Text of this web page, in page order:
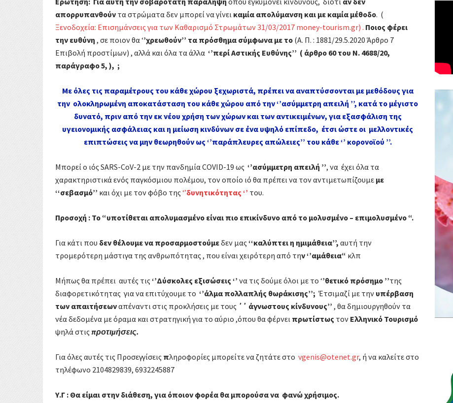
απορρυπανθούν τα στρώματα δεν μπορεί να γίνεικαμία απολύμανση και με καμία μέθοδο. (
Ξενοδοχεία: Επισημάνσεις για των Καθαρισμό Στρωμάτων 31/03/2017 money-tourism.gr) . Ποιος φέρει
την ευθύνη , σε ποιον θα ‘’χρεωθούν’’ τα πρόσθημα σύμφωνα με το (Α. Π. : 1881/29.5.2020 Άρθρο 7
Επιβολή προστίμων) , αλλά και όλα τα άλλα ‘’περί Αστικής Ευθύνης’’ ( άρθρο 60 του Ν. 4688/20,
παράγραφο 5, ), ;
Με όλες τις παραμέτρους του κάθε χώρου ξεχωριστά, πρέπει να αναπτύσσονται με μεθόδους για
την ολοκληρωμένη αποκατάσταση του κάθε χώρου από την ‘’ασύμμετρη απειλή ’’, κατά το μέγιστο
δυνατό, πριν από την εκ νέου χρήση των χώρων και των αντικειμένων, για εξασφάλιση της
υγειονομικής ασφάλειας και η μείωση κινδύνων σε ένα υψηλό επίπεδο, έτσι ώστε οι μελλοντικές
επιπτώσεις να μην θεωρηθούν ως ‘’παράπλευρες απώλειες’’ του κάθε ‘’ κορονοϊού ’’.
Μπορεί ο ιός SARS-CoV-2 με την πανδημία COVID-19 ως ‘’ασύμμετρη απειλή ’’, να έχει όλα τα
χαρακτηριστικά ενός παγκόσμιου πολέμου, τον οποίο ιό θα πρέπει να τον αντιμετωπίζουμε με
‘‘σεβασμό’’ και όχι με τον φόβο της‘’δυνητικότητας ‘’ του.
Προσοχή : Το “υποτίθεται απολυμασμένο είναι πιο επικίνδυνο από το μολυσμένο – επιμολυσμένο “.
Για κάτι που δεν θέλουμε να προσαρμοστούμεδεν μας‘‘καλύπτει η ημιμάθεια’’, αυτή την
τρομερότερη μάστιγα της ανθρωπότητας , που είναι χειρότερη από την ‘’αμάθεια“ κλπ
Μήπωςθα πρέπει αυτές τις‘’Δύσκολες εξισώσεις ‘’ να τις δούμε όλοι με το ‘’θετικό πρόσημο ’’της
διαφορετικότητας για να επιτύχουμε το ‘’άλμα πολλαπλής θωράκισης’’; Έτσιμαζί με την υπέρβαση
των απαιτήσεωναπέναντι στις προκλήσεις με τους ΄΄ άγνωστους κίνδυνους’’ , θα δημιουργηθούν τα
νέα δεδομένα με όραμα και στρατηγική για το αύριο ,όπου θα φέρνει πρωτίστως τον Ελληνικό Τουρισμό
ψηλά στις προτιμήσεις.
Για όλες αυτές τις Προσεγγίσεις πληροφορίες μπορείτε να ζητάτε στο vgenis@otenet.gr, ή να καλείτε στο
τηλέφωνο 2104829839, 6932245887
Υ.Γ : Θα είμαι στην διάθεση, για όποιον φορέα θα μπορούσα να φανώ χρήσιμος.